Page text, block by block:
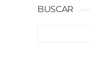
BUSCAR